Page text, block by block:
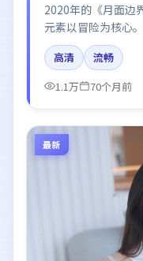
2020年的《月面边
元素以冒险为核心
璐、易烊千玺、张
尾留白引发讨论。
高清
流畅
1.1万
70个月前
最新